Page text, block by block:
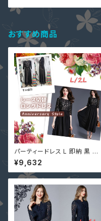
おすすめ商品
パーティードレス L 即納 黒 五
分袖 大人可愛い 総レース MD-
S673016 ワンピース マキシ丈
ロングドレス 結婚式
¥9,632